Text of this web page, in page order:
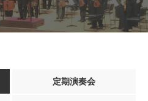
定期演奏会